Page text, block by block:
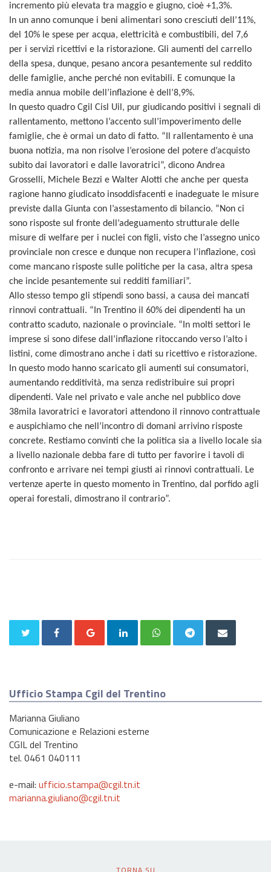
incremento più elevata tra maggio e giugno, cioè +1,3%.
In un anno comunque i beni alimentari sono cresciuti dell’11%,
del 10% le spese per acqua, elettricità e combustibili, del 7,6
per i servizi ricettivi e la ristorazione. Gli aumenti del carrello
della spesa, dunque, pesano ancora pesantemente sul reddito
delle famiglie, anche perché non evitabili. E comunque la
media annua mobile dell’inflazione è dell’8,9%.
In questo quadro Cgil Cisl Uil, pur giudicando positivi i segnali di
rallentamento, mettono l’accento sull’impoverimento delle
famiglie, che è ormai un dato di fatto. “Il rallentamento è una
buona notizia, ma non risolve l’erosione del potere d’acquisto
subito dai lavoratori e dalle lavoratrici”, dicono Andrea
Grosselli, Michele Bezzi e Walter Alotti che anche per questa
ragione hanno giudicato insoddisfacenti e inadeguate le misure
previste dalla Giunta con l’assestamento di bilancio. “Non ci
sono risposte sul fronte dell’adeguamento strutturale delle
misure di welfare per i nuclei con figli, visto che l’assegno unico
provinciale non cresce e dunque non recupera l’inflazione, così
come mancano risposte sulle politiche per la casa, altra spesa
che incide pesantemente sui redditi familiari”.
Allo stesso tempo gli stipendi sono bassi, a causa dei mancati
rinnovi contrattuali. “In Trentino il 60% dei dipendenti ha un
contratto scaduto, nazionale o provinciale. “In molti settori le
imprese si sono difese dall’inflazione ritoccando verso l’alto i
listini, come dimostrano anche i dati su ricettivo e ristorazione.
In questo modo hanno scaricato gli aumenti sui consumatori,
aumentando redditività, ma senza redistribuire sui propri
dipendenti. Vale nel privato e vale anche nel pubblico dove
38mila lavoratrici e lavoratori attendono il rinnovo contrattuale
e auspichiamo che nell’incontro di domani arrivino risposte
concrete. Restiamo convinti che la politica sia a livello locale sia
a livello nazionale debba fare di tutto per favorire i tavoli di
confronto e arrivare nei tempi giusti ai rinnovi contrattuali. Le
vertenze aperte in questo momento in Trentino, dal porfido agli
operai forestali, dimostrano il contrario”.
Ufficio Stampa Cgil del Trentino
Marianna Giuliano
Comunicazione e Relazioni esterne
CGIL del Trentino
tel. 0461 040111
e-mail: ufficio.stampa@cgil.tn.it
marianna.giuliano@cgil.tn.it
TORNA SU